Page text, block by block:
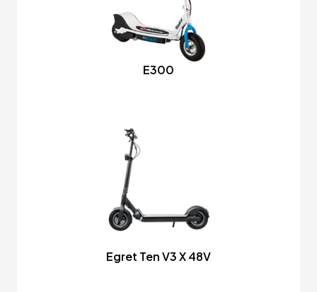
E300
Egret Ten V3 X 48V